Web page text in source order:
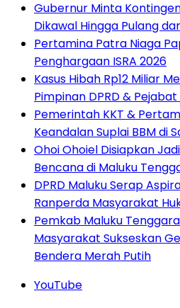
Gubernur Minta
Dikawal Hingga Pulang
Pertamina Patra Niaga
Penghargaan ISRA 2026
Kasus Hibah Rp12 Miliar
Pimpinan DPRD &
Pemerintah KKT &
Keandalan Suplai BBM di
Ohoi Ohoiel Disiapkan
Bencana di Maluku
DPRD Maluku Serap
Ranperda Masyarakat
Pemkab Maluku
Masyarakat Sukseskan
Bendera Merah Putih
YouTube